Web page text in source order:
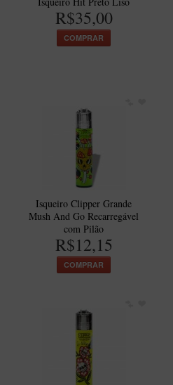
BLENDS
Blend Kumbaya
Blends Para Cachimbo
Doctor Pipe
Nacionais
Havana
LINHA IDELFONSO BERTOLDI
Artesão Idelfonso Bertoldi
SUPORTES
Suporte Botinha para 1 cachimbo
R$35,00
COMPRAR
Isqueiro Clipper Grande
Mush And Go Recarregável
com Pilão
R$12,15
COMPRAR